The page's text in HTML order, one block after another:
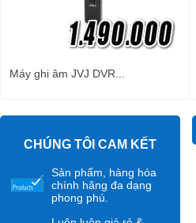
Máy ghi âm JVJ DVR...
CHÚNG TÔI CAM KẾT
Sản phẩm, hàng hóa
chính hãng đa dạng
phong phú.